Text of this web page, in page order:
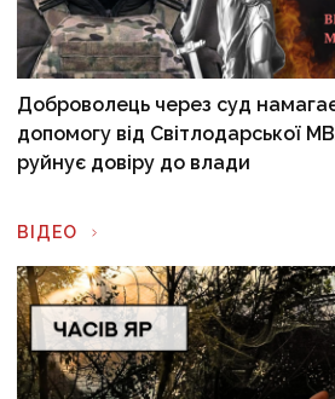
Доброволець через суд
допомогу від Світлодарської
руйнує довіру до влади
ВІДЕО